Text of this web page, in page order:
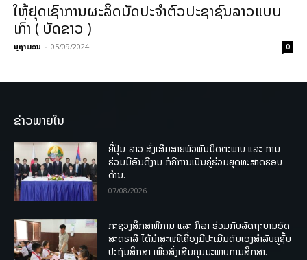
ໃຫ້ຢຸດເຊົາການຜະລິດບັດປະຈໍາຕົວປະຊາຊົນລາວແບບ
ເກົ່າ ( ບັດຂາວ )
ນຸຖາພອນ - 05/09/2024 0
ຂ່າວພາຍໃນ
ຍີ່ປຸ່ນ-ລາວ ສົ່ງເສີມສາຍພົວພັນມິດຕະພາບ ແລະ ການ
ຮ່ວມມືອັນດີງາມ ກໍຄືການເປັນຄູ່ຮ່ວມຍຸດທະສາດຮອບ
ດ້ານ.
07/08/2026
ກະຊວງສຶກສາທິການ ແລະ ກິລາ ຮ່ວມກັບລັດຖະບານອົດ
ສະຕຣາລີ ໄດ້ນຳສະເໜີເຄື່ອງມືປະເມີນຕົນເອງສຳລັບຄູຊັ້ນ
ປະຖົມສຶກສາ ເພື່ອສົ່ງເສີມຄຸນນະພາບການສຶກສາ.